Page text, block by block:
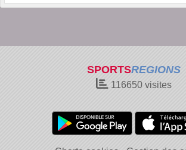
SPORTSREGIONS
116650visites